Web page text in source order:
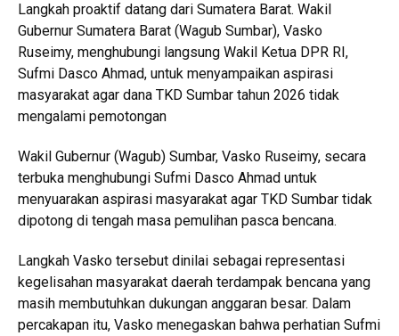
Langkah proaktif datang dari Sumatera Barat. Wakil
Gubernur Sumatera Barat (Wagub Sumbar), Vasko
Ruseimy, menghubungi langsung Wakil Ketua DPR RI,
Sufmi Dasco Ahmad, untuk menyampaikan aspirasi
masyarakat agar dana TKD Sumbar tahun 2026 tidak
mengalami pemotongan
Wakil Gubernur (Wagub) Sumbar, Vasko Ruseimy, secara
terbuka menghubungi Sufmi Dasco Ahmad untuk
menyuarakan aspirasi masyarakat agar TKD Sumbar tidak
dipotong di tengah masa pemulihan pasca bencana.
Langkah Vasko tersebut dinilai sebagai representasi
kegelisahan masyarakat daerah terdampak bencana yang
masih membutuhkan dukungan anggaran besar. Dalam
percakapan itu, Vasko menegaskan bahwa perhatian Sufmi